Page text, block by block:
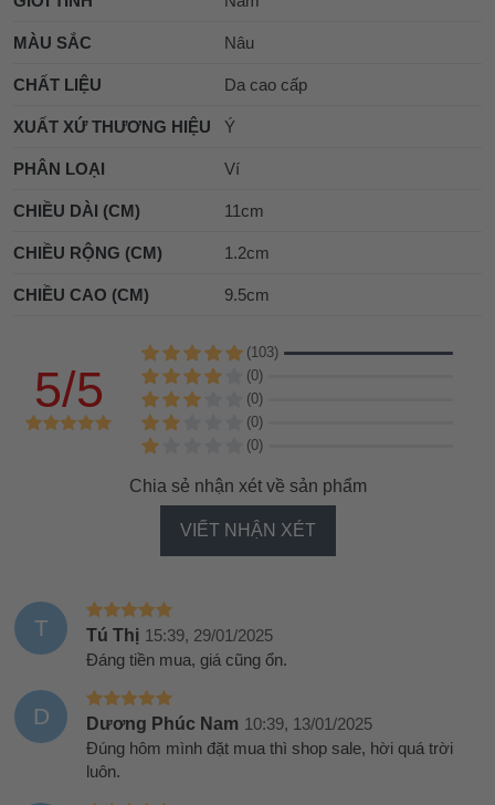
MÀU SẮC Nâu
CHẤT LIỆU Da cao cấp
XUẤT XỨ THƯƠNG HIỆU Ý
PHÂN LOẠI Ví
CHIỀU DÀI (CM) 11cm
CHIỀU RỘNG (CM) 1.2cm
CHIỀU CAO (CM) 9.5cm
5/5
(103)
(0)
(0)
(0)
(0)
Chia sẻ nhận xét về sản phẩm
VIẾT NHẬN XÉT
T Tú Thị 15:39, 29/01/2025
Đáng tiền mua, giá cũng ổn.
D Dương Phúc Nam 10:39, 13/01/2025
Đúng hôm mình đặt mua thì shop sale, hời quá trời
luôn.